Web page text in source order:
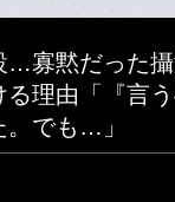
…寡黙だった
理由「『言
。でも…」